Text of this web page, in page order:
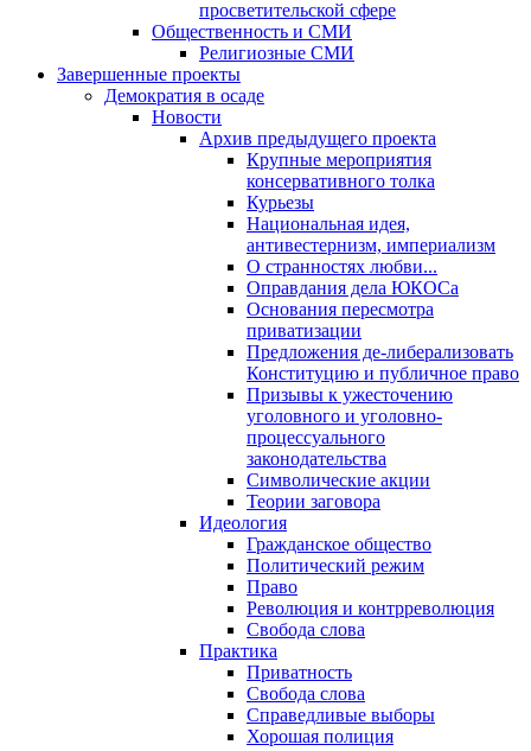
просветительской сфере
Общественность и СМИ
Религиозные СМИ
Завершенные проекты
Демократия в осаде
Новости
Архив предыдущего проекта
Крупные мероприятия
консервативного толка
Курьезы
Национальная идея,
антивестернизм, империализм
О странностях любви...
Оправдания дела ЮКОСа
Основания пересмотра
приватизации
Предложения де-либерализовать
Конституцию и публичное право
Призывы к ужесточению
уголовного и уголовно-
процессуального
законодательства
Символические акции
Теории заговора
Идеология
Гражданское общество
Политический режим
Право
Революция и контрреволюция
Свобода слова
Практика
Приватность
Свобода слова
Справедливые выборы
Хорошая полиция